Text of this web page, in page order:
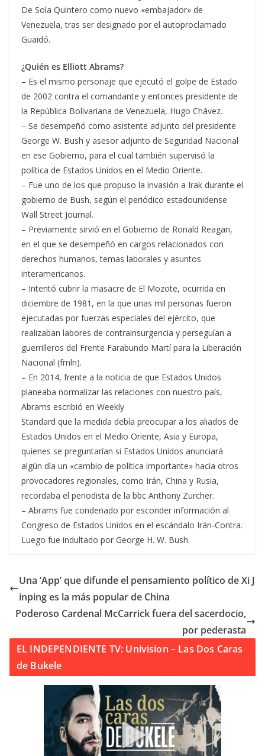
De Sola Quintero como nuevo «embajador» de
Venezuela, tras ser designado por el autoproclamado
Guaidó.
¿Quién es Elliott Abrams?
– Es el mismo personaje que ejecutó el golpe de Estado
de 2002 contra el comandante y entonces presidente de
la República Bolivariana de Venezuela, Hugo Chávez.
– Se desempeñó como asistente adjunto del presidente
George W. Bush y asesor adjunto de Seguridad Nacional
en ese Gobierno, para el cual también supervisó la
política de Estados Unidos en el Medio Oriente.
– Fue uno de los que propuso la invasión a Irak durante el
gobierno de Bush, según el periódico estadounidense
Wall Street Journal.
– Previamente sirvió en el Gobierno de Ronald Reagan,
en el que se desempeñó en cargos relacionados con
derechos humanos, temas laborales y asuntos
interamericanos.
– Intentó cubrir la masacre de El Mozote, ocurrida en
diciembre de 1981, en la que unas mil personas fueron
ejecutadas por fuerzas especiales del ejército, que
realizaban labores de contrainsurgencia y perseguían a
guerrilleros del Frente Farabundo Martí para la Liberación
Nacional (fmln).
– En 2014, frente a la noticia de que Estados Unidos
planeaba normalizar las relaciones con nuestro país,
Abrams escribió en Weekly
Standard que la medida debía preocupar a los aliados de
Estados Unidos en el Medio Oriente, Asia y Europa,
quienes se preguntarían si Estados Unidos anunciará
algún día un «cambio de política importante» hacia otros
provocadores regionales, como Irán, China y Rusia,
recordaba el periodista de la bbc Anthony Zurcher.
– Abrams fue condenado por esconder información al
Congreso de Estados Unidos en el escándalo Irán-Contra.
Luego fue indultado por George H. W. Bush.
Una ‘App’ que difunde el pensamiento político de Xi J
inping es la más popular de China
Poderoso Cardenal McCarrick fuera del sacerdocio,
por pederasta
EL INDEPENDIENTE TV: Univision – Las Dos Caras
de Bukele